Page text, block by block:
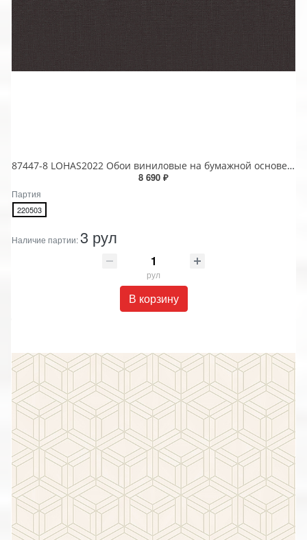
87447-8 LOHAS2022 Обои виниловые на бумажной основе 1.06*15.5
8 690 ₽
Партия
220503
Наличие партии:3 рул
рул
В корзину